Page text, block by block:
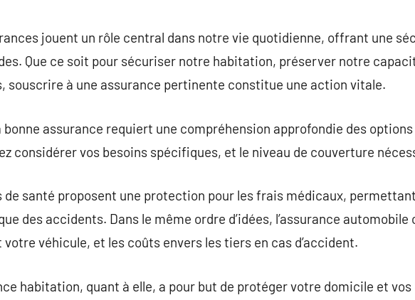
jouent un rôle central dans notre vie quotidienne, offrant une
Que ce soit pour sécuriser notre habitation, préserver notre
souscrire à une assurance pertinente constitue une action vitale.
bonne assurance requiert une compréhension approfondie des
considérer vos besoins spécifiques, et le niveau de couverture
de santé proposent une protection pour les frais médicaux,
des accidents. Dans le même ordre d’idées, l’assurance
véhicule, et les coûts envers les tiers en cas d’accident.
habitation, quant à elle, a pour but de protéger votre domicile et